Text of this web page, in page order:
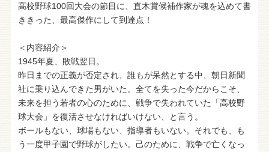
高校野球100回大会の節目に、直木賞候補作家が魂を込めて書
ききった、最高傑作にして到達点！
＜内容紹介＞
1945年夏、敗戦翌日。
昨日までの正義が否定され、誰もが呆然とする中、朝日新聞
社に乗り込んできた男がいた。全てを失った今だからこそ、
未来を担う若者の心のために、戦争で失われていた「高校野
球大会」を復活させなければいけない、と言う。
ボールもない、球場もない、指導者もいない。それでも、も
う一度甲子園で野球がしたい。己のために、戦争で亡くなっ